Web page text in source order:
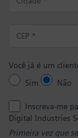
Você já é um
Sim
Não
Inscreva-me
Digital Industries
Primeira vez que